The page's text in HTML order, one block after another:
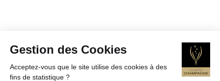
Gestion des Cookies
Acceptez-vous que le site utilise des cookies à des
fins de statistique ?